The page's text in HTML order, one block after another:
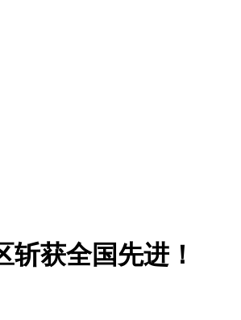
获全国先进！